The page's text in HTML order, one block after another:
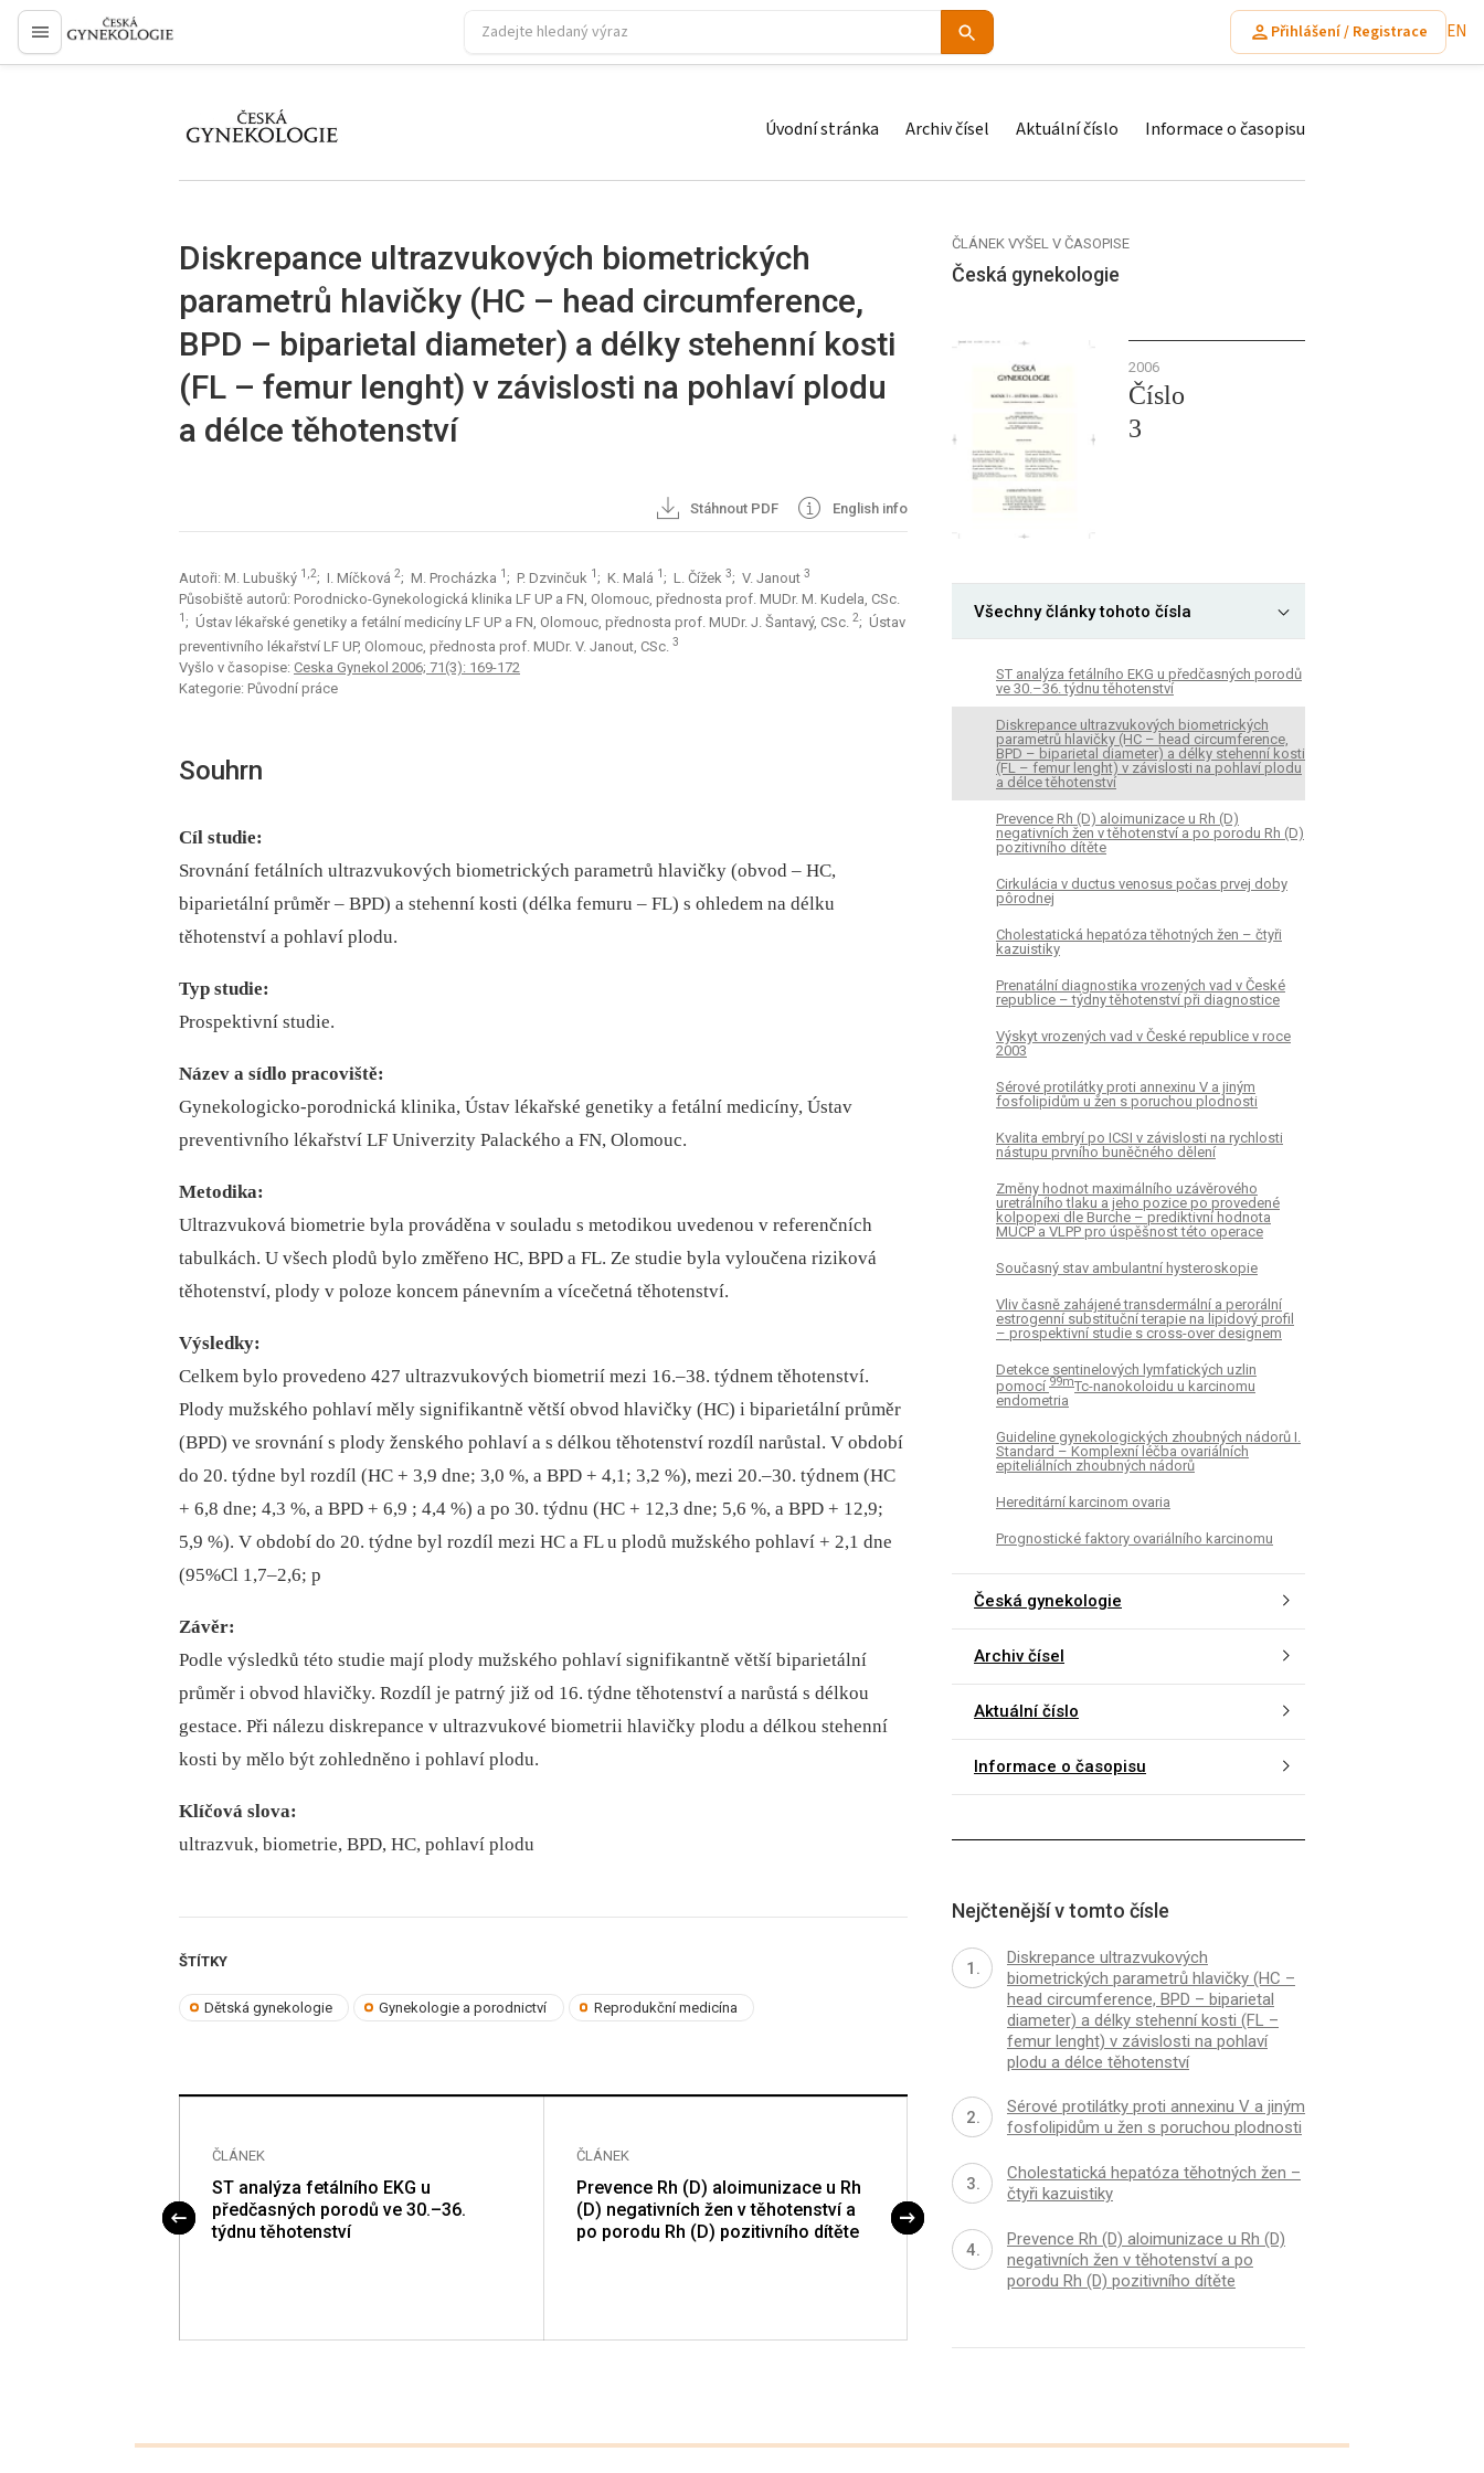
proLékaře.cz
Přihlášení / Registrace EN
proLékaře.cz Úvodní stránka Archiv čísel Aktuální číslo Informace o časopisu
Diskrepance ultrazvukových biometrických
parametrů hlavičky (HC – head circumference,
BPD – biparietal diameter) a délky stehenní kosti
(FL – femur lenght) v závislosti na pohlaví plodu
a délce těhotenství
Stáhnout PDF English info
Autoři: M. Lubušký 1,2; I. Míčková 2; M. Procházka 1 ; P. Dzvinčuk 1 ; K. Malá 1 ; L. Čížek 3; V. Janout 3
Působiště autorů: Porodnicko-Gynekologická klinika LF UP a FN, Olomouc, přednosta prof. MUDr. M. Kudela, CSc.
1 ; Ústav lékařské genetiky a fetální medicíny LF UP a FN, Olomouc, přednosta prof. MUDr. J. Šantavý, CSc. 2; Ústav
preventivního lékařství LF UP, Olomouc, přednosta prof. MUDr. V. Janout, CSc. 3
Vyšlo v časopise: Ceska Gynekol 2006; 71(3): 169-172
Kategorie: Původní práce
Souhrn
Cíl studie:
Srovnání fetálních ultrazvukových biometrických parametrů hlavičky (obvod –⁠ HC,
biparietální průměr –⁠ BPD) a stehenní kosti (délka femuru –⁠ FL) s ohledem na délku
těhotenství a pohlaví plodu.
Typ studie:
Prospektivní studie.
Název a sídlo pracoviště:
Gynekologicko-porodnická klinika, Ústav lékařské genetiky a fetální medicíny, Ústav
preventivního lékařství LF Univerzity Palackého a FN, Olomouc.
Metodika:
Ultrazvuková biometrie byla prováděna v souladu s metodikou uvedenou v referenčních
tabulkách. U všech plodů bylo změřeno HC, BPD a FL. Ze studie byla vyloučena riziková
těhotenství, plody v poloze koncem pánevním a vícečetná těhotenství.
Výsledky:
Celkem bylo provedeno 427 ultrazvukových biometrií mezi 16.–38. týdnem těhotenství.
Plody mužského pohlaví měly signifikantně větší obvod hlavičky (HC) i biparietální průměr
(BPD) ve srovnání s plody ženského pohlaví a s délkou těhotenství rozdíl narůstal. V období
do 20. týdne byl rozdíl (HC + 3,9 dne; 3,0 %, a BPD + 4,1; 3,2 %), mezi 20.–30. týdnem (HC
+ 6,8 dne; 4,3 %, a BPD + 6,9 ; 4,4 %) a po 30. týdnu (HC + 12,3 dne; 5,6 %, a BPD + 12,9;
5,9 %). V období do 20. týdne byl rozdíl mezi HC a FL u plodů mužského pohlaví + 2,1 dne
(95%Cl 1,7–2,6; p
Závěr:
Podle výsledků této studie mají plody mužského pohlaví signifikantně větší biparietální
průměr i obvod hlavičky. Rozdíl je patrný již od 16. týdne těhotenství a narůstá s délkou
gestace. Při nálezu diskrepance v ultrazvukové biometrii hlavičky plodu a délkou stehenní
kosti by mělo být zohledněno i pohlaví plodu.
Klíčová slova:
ultrazvuk, biometrie, BPD, HC, pohlaví plodu
ŠTÍTKY
Dětská gynekologie Gynekologie a porodnictví Reprodukční medicína
ČLÁNEK
ST analýza fetálního EKG u
předčasných porodů ve 30.–36.
týdnu těhotenství
ČLÁNEK
Prevence Rh (D) aloimunizace u Rh
(D) negativních žen v těhotenství a
po porodu Rh (D) pozitivního dítěte
Cirkulácia v ductus venosus počas
prvej doby pôrodnej
ČLÁNEK VYŠEL V ČASOPISE
Česká gynekologie
2006
Číslo
3
Všechny články tohoto čísla
ST analýza fetálního EKG u předčasných porodů
ve 30.–36. týdnu těhotenství
Diskrepance ultrazvukových biometrických
parametrů hlavičky (HC – head circumference,
BPD – biparietal diameter) a délky stehenní kosti
(FL – femur lenght) v závislosti na pohlaví plodu
a délce těhotenství
Prevence Rh (D) aloimunizace u Rh (D)
negativních žen v těhotenství a po porodu Rh (D)
pozitivního dítěte
Cirkulácia v ductus venosus počas prvej doby
pôrodnej
Cholestatická hepatóza těhotných žen – čtyři
kazuistiky
Prenatální diagnostika vrozených vad v České
republice – týdny těhotenství při diagnostice
Výskyt vrozených vad v České republice v roce
2003
Sérové protilátky proti annexinu V a jiným
fosfolipidům u žen s poruchou plodnosti
Kvalita embryí po ICSI v závislosti na rychlosti
nástupu prvního buněčného dělení
Změny hodnot maximálního uzávěrového
uretrálního tlaku a jeho pozice po provedené
kolpopexi dle Burche – prediktivní hodnota
MUCP a VLPP pro úspěšnost této operace
Současný stav ambulantní hysteroskopie
Vliv časně zahájené transdermální a perorální
estrogenní substituční terapie na lipidový profil
– prospektivní studie s cross-over designem
Detekce sentinelových lymfatických uzlin
pomocí 99mTc-nanokoloidu u karcinomu
endometria
Guideline gynekologických zhoubných nádorů I.
Standard – Komplexní léčba ovariálních
epiteliálních zhoubných nádorů
Hereditární karcinom ovaria
Prognostické faktory ovariálního karcinomu
Česká gynekologie
Archiv čísel
Aktuální číslo
Informace o časopisu
Nejčtenější v tomto čísle
Diskrepance ultrazvukových
biometrických parametrů hlavičky (HC –
head circumference, BPD – biparietal
diameter) a délky stehenní kosti (FL –
femur lenght) v závislosti na pohlaví
plodu a délce těhotenství
Sérové protilátky proti annexinu V a jiným
fosfolipidům u žen s poruchou plodnosti
Cholestatická hepatóza těhotných žen –
čtyři kazuistiky
Prevence Rh (D) aloimunizace u Rh (D)
negativních žen v těhotenství a po
porodu Rh (D) pozitivního dítěte